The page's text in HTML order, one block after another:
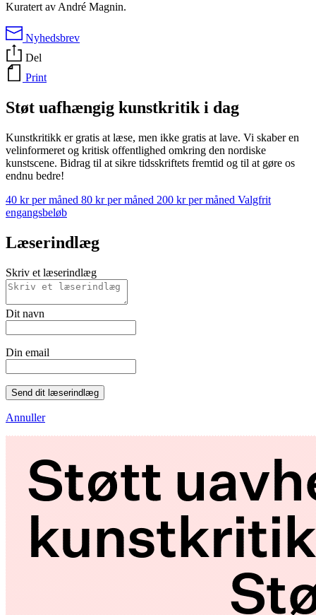
Kuratert av André Magnin.
Nyhedsbrev
Del
Print
Støt uafhængig kunstkritik i dag
Kunstkritikk er gratis at læse, men ikke gratis at lave. Vi skaber en
velinformeret og kritisk offentlighed omkring den nordiske
kunstscene. Bidrag til at sikre tidsskriftets fremtid og til at gøre os
endnu bedre!
40 kr per måned 80 kr per måned 200 kr per måned Valgfrit
engangsbeløb
Læserindlæg
Skriv et læserindlæg
Dit navn
Din email
Send dit læserindlæg
Annuller